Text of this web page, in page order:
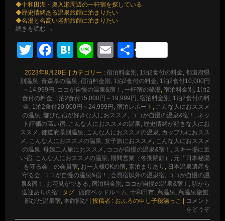
◆十和田湖・奥入瀬周辺の一軒宿を探している
◆歴史情緒ある温泉旅館に泊まりたい
◆名湯と名高い老舗旅館に泊まりたい
続きを読む →
TwitterFacebook
Hatena
LineEmail
共
有
2023年8月20日 | カテゴリー : 宿泊料金別, 1泊2食付の料金, 都道府県
別温泉, 青森県の温泉, 宿泊料金別, 1泊2食付の料金, 1泊2食付10,000円
～14,999円, ココが自慢の温泉&宿！, 一軒宿の秘湯, 宿泊料金別, 1泊2
食付の料金, 1泊2食付15,000円～19,999円, 宿泊料金別, 1泊2食付の料
金, 1泊2食付20,000円～24,999円, 宿泊レポート , こんな人におススメ
の温泉, 鄙びた宿が好きな人におススメ , ココが自慢の温泉&宿！, ネッ
ト評価の高い宿, こんな人におススメの温泉, 歴史情緒が好きな人にお
ススメ , 都道府県別温泉, こんな人におススメの温泉, カップルにおスス
メ , こんな人におススメの温泉, 女子旅におススメ , こんな人におススメ
の温泉, 母娘二人旅におススメ , ココが自慢の温泉&宿！, スキー場に近
い宿, こんな人におススメの温泉, 期間営業（冬期閉鎖） , 元「日本秘湯
を守る会」の会員宿, お一人様OKの宿, 素泊まりあり , 日本温泉遺産を
守る会, ココが自慢の温泉&宿！ , 会員宿以外の温泉宿, ココが自慢の温
泉&宿！, お花見ができる, 宿泊料金別, ココが自慢の温泉&宿！, 駅から
送迎ありの宿 | タグ : 西館ベッドルーム, 十和田市, 蔦温泉, 蔦温泉旅館,
鄙びた温泉宿, 本館鄙び | 投稿者 : おふろの申し子秘湯っこ | コメント
をどうぞ